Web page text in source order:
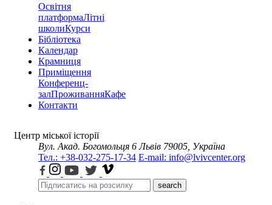
Освітня
платформаЛітні
школиКурси
Бібліотека
Календар
Крамниця
Приміщення
Конференц-
залПроживанняКафе
Контакти
Центр міської історії
Вул. Акад. Богомольця 6 Львів 79005, Україна
Тел.: +38-032-275-17-34 E-mail: info@lvivcenter.org
search